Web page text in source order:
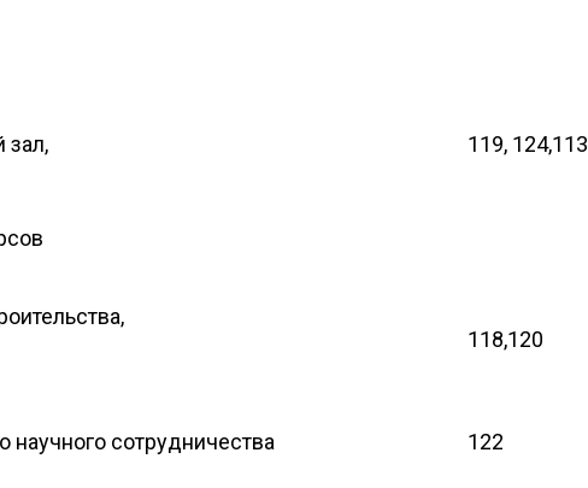
зал,
119, 124,113
118,120
сотрудничества 122